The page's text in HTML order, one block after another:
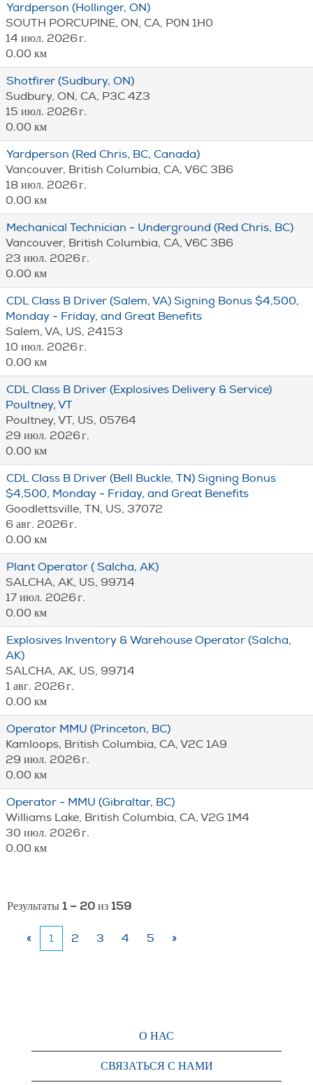
Yardperson (Hollinger, ON)
SOUTH PORCUPINE, ON, CA, P0N 1H0
14 июл. 2026 г.
0.00 км
Shotfirer (Sudbury, ON)
Sudbury, ON, CA, P3C 4Z3
15 июл. 2026 г.
0.00 км
Yardperson (Red Chris, BC, Canada)
Vancouver, British Columbia, CA, V6C 3B6
18 июл. 2026 г.
0.00 км
Mechanical Technician - Underground (Red Chris, BC)
Vancouver, British Columbia, CA, V6C 3B6
23 июл. 2026 г.
0.00 км
CDL Class B Driver (Salem, VA) Signing Bonus $4,500,
Monday - Friday, and Great Benefits
Salem, VA, US, 24153
10 июл. 2026 г.
0.00 км
CDL Class B Driver (Explosives Delivery & Service)
Poultney, VT
Poultney, VT, US, 05764
29 июл. 2026 г.
0.00 км
CDL Class B Driver (Bell Buckle, TN) Signing Bonus
$4,500, Monday - Friday, and Great Benefits
Goodlettsville, TN, US, 37072
6 авг. 2026 г.
0.00 км
Plant Operator ( Salcha, AK)
SALCHA, AK, US, 99714
17 июл. 2026 г.
0.00 км
Explosives Inventory & Warehouse Operator (Salcha,
AK)
SALCHA, AK, US, 99714
1 авг. 2026 г.
0.00 км
Operator MMU (Princeton, BC)
Kamloops, British Columbia, CA, V2C 1A9
29 июл. 2026 г.
0.00 км
Operator - MMU (Gibraltar, BC)
Williams Lake, British Columbia, CA, V2G 1M4
30 июл. 2026 г.
0.00 км
Результаты 1 – 20 из 159
« 1 2 3 4 5 »
О НАС
СВЯЗАТЬСЯ С НАМИ